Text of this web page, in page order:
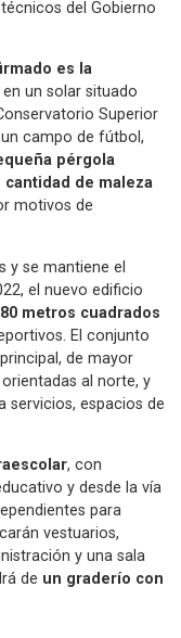
del Gobierno
es la
un solar situado
Superior
campo de fútbol,
pérgola
cantidad de maleza
motivos de
y se mantiene el
el nuevo edificio
metros cuadrados
El conjunto
de mayor
al norte, y
servicios, espacios de
, con
y desde la vía
para
vestuarios,
y una sala
de un graderío con